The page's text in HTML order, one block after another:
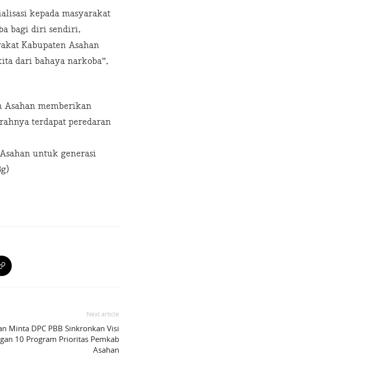
kepada masyarakat
bagi diri sendiri,
Kabupaten Asahan
dari bahaya narkoba”,
Asahan memberikan
terdapat peredaran
untuk generasi
Next article
Minta DPC PBB Sinkronkan Visi
10 Program Prioritas Pemkab
Asahan